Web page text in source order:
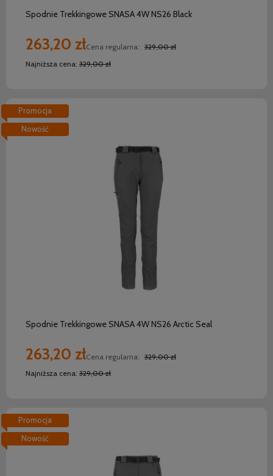
Spodnie Trekkingowe SNASA 4W NS26 Black
263,20 złCena regularna: 329,00 zł
Najniższa cena: 329,00 zł
Spodnie Trekkingowe SNASA 4W NS26 Arctic Seal
263,20 złCena regularna: 329,00 zł
Najniższa cena: 329,00 zł
Promocja
Nowość
Promocja
Nowość